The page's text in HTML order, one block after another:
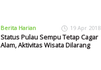
Berita Harian 19 Apr 2018
Status Pulau Sempu Tetap Cagar
Alam, Aktivitas Wisata Dilarang